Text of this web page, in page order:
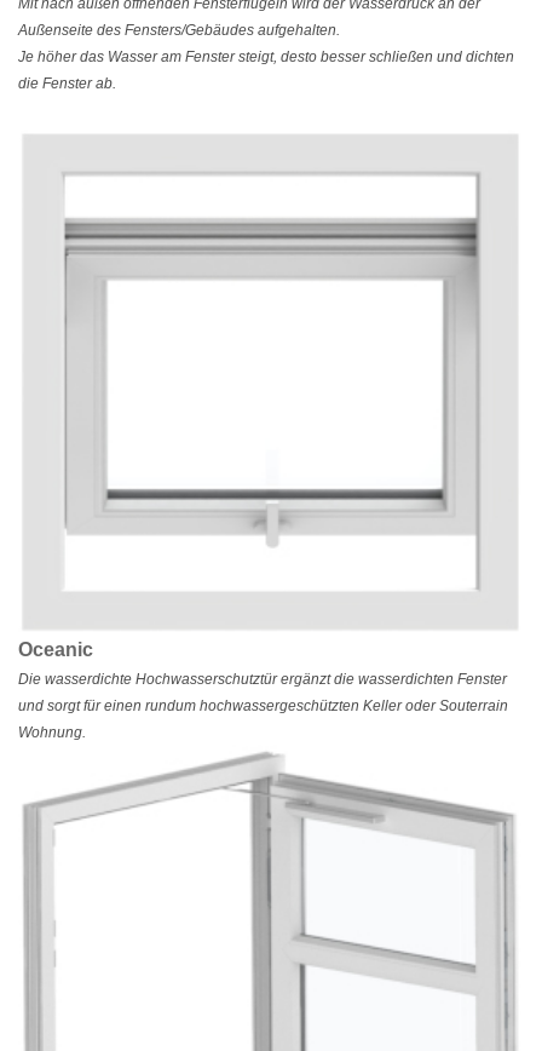
Mit nach außen öffnenden Fensterflügeln wird der Wasserdruck an der
Außenseite des Fensters/Gebäudes aufgehalten.
Je höher das Wasser am Fenster steigt, desto besser schließen und dichten
die Fenster ab.
Oceanic
Die wasserdichte Hochwasserschutztür ergänzt die wasserdichten Fenster
und sorgt für einen rundum hochwassergeschützten Keller oder Souterrain
Wohnung.